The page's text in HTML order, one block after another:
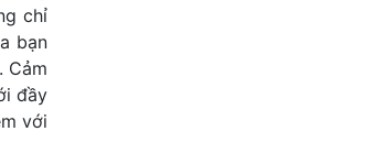
chỉ
bạn
Cảm
đầy
với